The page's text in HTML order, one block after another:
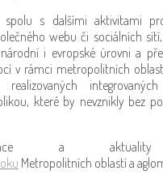
spolu s dalšími aktivitami
webu či sociálních
i evropské úrovni a
v rámci metropolitních
které by nevznikly bez
a aktuality
Metropolitních oblastí a